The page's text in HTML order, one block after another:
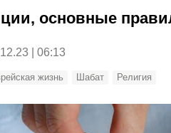
основные
| 06:13
жизнь Шабат Религия